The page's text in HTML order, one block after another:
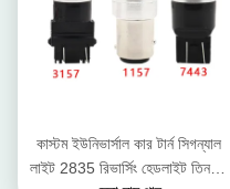
কাস্টম ইউনিভার্সাল কার টার্ন সিগন্যাল
লাইট 2835 রিভার্সিং হেডলাইট তিনবার